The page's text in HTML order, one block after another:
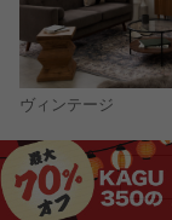
ヴィンテージ